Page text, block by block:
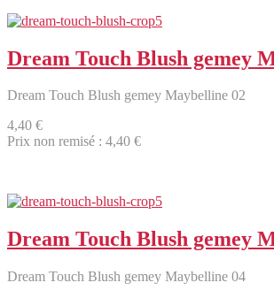
Dream Touch Blush gemey
Dream Touch Blush gemey Maybelline 02
4,40 €
Prix non remisé : 4,40 €
Dream Touch Blush gemey
Dream Touch Blush gemey Maybelline 04